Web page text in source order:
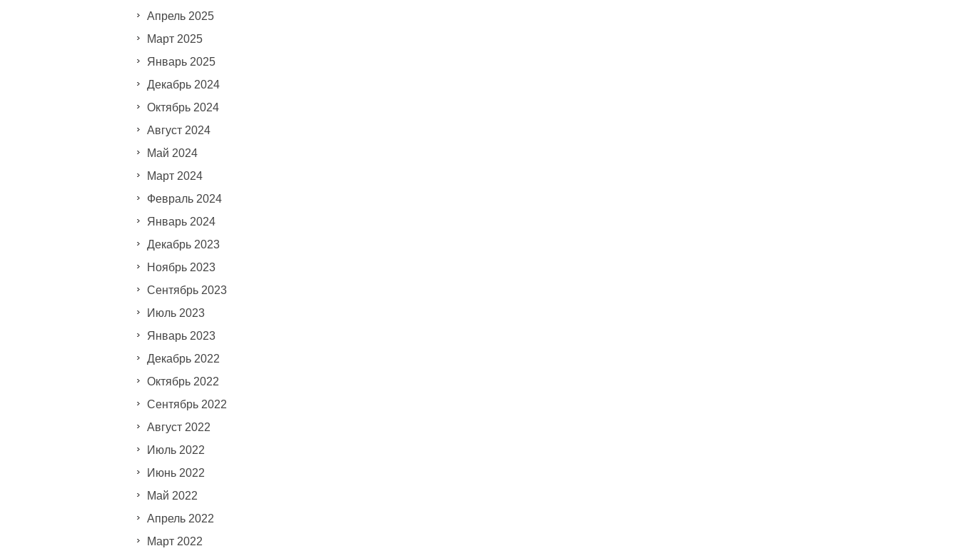
Апрель 2025
Март 2025
Январь 2025
Декабрь 2024
Октябрь 2024
Август 2024
Май 2024
Март 2024
Февраль 2024
Январь 2024
Декабрь 2023
Ноябрь 2023
Сентябрь 2023
Июль 2023
Январь 2023
Декабрь 2022
Октябрь 2022
Сентябрь 2022
Август 2022
Июль 2022
Июнь 2022
Май 2022
Апрель 2022
Март 2022